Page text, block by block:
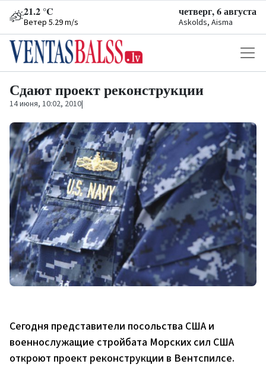
21.2 °C
Ветер 5.29 m/s
четверг, 6 августа
Askolds, Aisma
Сдают проект реконструкции
14 июня, 10:02, 2010|
Сегодня представители посольства США и
военнослужащие стройбата Морских сил США
откроют проект реконструкции в Вентспилсе.